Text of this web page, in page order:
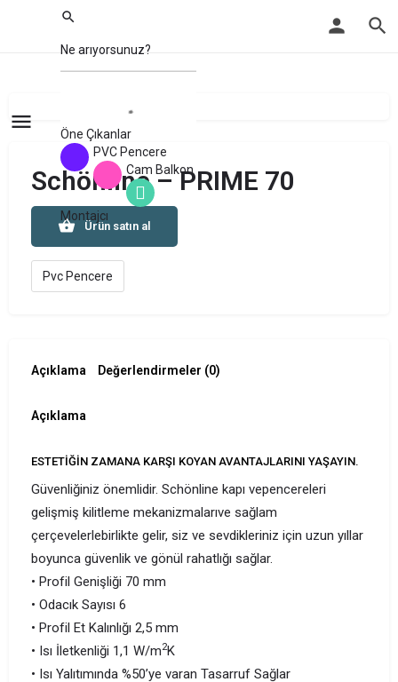
Öne Çıkanlar
PVC Pencere
Cam Balkon
Montajcı
Schönline – PRIME 70
Ürün satın al
Pvc Pencere
Açıklama Değerlendirmeler (0)
Açıklama
ESTETİĞİN ZAMANA KARŞI KOYAN AVANTAJLARINI YAŞAYIN.
Güvenliğiniz önemlidir. Schönline kapı vepencereleri
gelişmiş kilitleme mekanizmalarıve sağlam
çerçevelerlebirlikte gelir, siz ve sevdikleriniz için uzun yıllar
boyunca güvenlik ve gönül rahatlığı sağlar.
• Profil Genişliği 70 mm
• Odacık Sayısı 6
• Profil Et Kalınlığı 2,5 mm
• Isı İletkenliği 1,1 W/m2K
• Isı Yalıtımında %50’ye varan Tasarruf Sağlar